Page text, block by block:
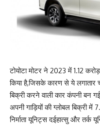
टोयोटा मोटर ने 2023 में 1.12
किया है,जिसके कारण से ये लगातार
बिक्री करने वाली कार कंपनी बन
अपनी गाड़ियों की ग्लोबल बिक्री में
निर्माता यूनिट्स दईहात्सु और तर्क